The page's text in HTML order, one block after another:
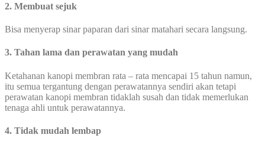
2. Membuat sejuk
Bisa menyerap sinar paparan dari sinar matahari secara langsung.
3. Tahan lama dan perawatan yang mudah
Ketahanan kanopi membran rata – rata mencapai 15 tahun namun,
itu semua tergantung dengan perawatannya sendiri akan tetapi
perawatan kanopi membran tidaklah susah dan tidak memerlukan
tenaga ahli untuk perawatannya.
4. Tidak mudah lembap